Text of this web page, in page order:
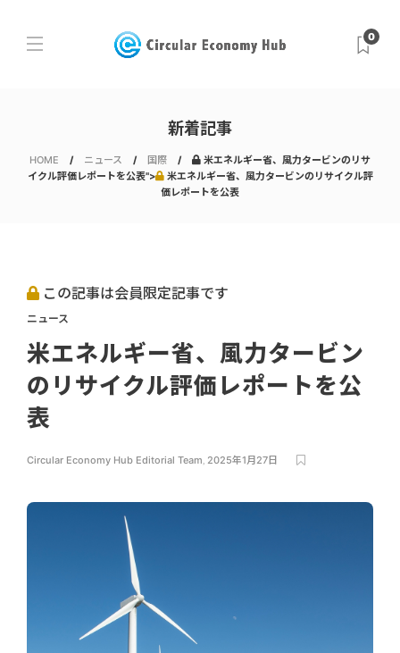
0
新着記事
HOME ニュース 国際
米エネルギー省、風力タービンのリサ
イクル評価レポートを公表">
米エネルギー省、風力タービンのリサイクル評
価レポートを公表
この記事は会員限定記事です
ニュース
米エネルギー省、風力タービン
のリサイクル評価レポートを公
表
Circular Economy Hub Editorial Team, 2025年1月27日